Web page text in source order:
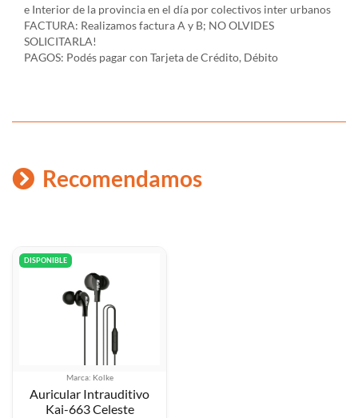
e Interior de la provincia en el día por colectivos inter urbanos
FACTURA: Realizamos factura A y B; NO OLVIDES
SOLICITARLA!
PAGOS: Podés pagar con Tarjeta de Crédito, Débito
Recomendamos
DISPONIBLE
Marca: Kolke
Auricular Intrauditivo
Kai-663 Celeste